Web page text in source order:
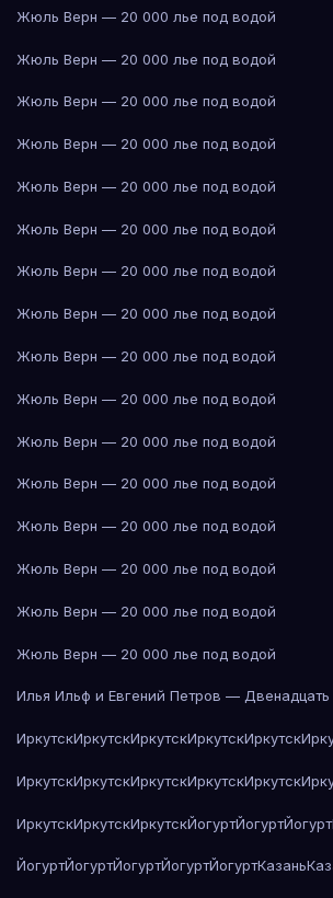
Жюль Верн — 20 000 лье под водой
Жюль Верн — 20 000 лье под водой
Жюль Верн — 20 000 лье под водой
Жюль Верн — 20 000 лье под водой
Жюль Верн — 20 000 лье под водой
Жюль Верн — 20 000 лье под водой
Жюль Верн — 20 000 лье под водой
Жюль Верн — 20 000 лье под водой
Жюль Верн — 20 000 лье под водой
Жюль Верн — 20 000 лье под водой
Жюль Верн — 20 000 лье под водой
Жюль Верн — 20 000 лье под водой
Жюль Верн — 20 000 лье под водой
Жюль Верн — 20 000 лье под водой
Жюль Верн — 20 000 лье под водой
Жюль Верн — 20 000 лье под водой
Илья Ильф и Евгений Петров — Двенадцать
ИркутскИркутскИркутскИркутскИркутск
ИркутскИркутскИркутскИркутскИркутск
ИркутскИркутскИркутскЙогуртЙогуртЙогурт
ЙогуртЙогуртЙогуртЙогуртЙогуртКазань